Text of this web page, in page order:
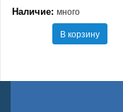
Наличие: много
В корзину